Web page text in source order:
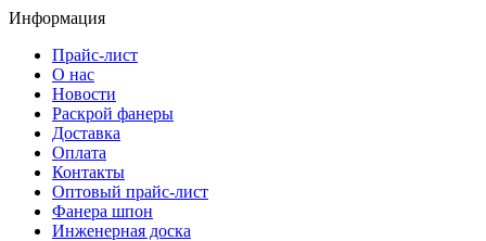
Информация
Прайс-лист
О нас
Новости
Раскрой фанеры
Доставка
Оплата
Контакты
Оптовый прайс-лист
Фанера шпон
Инженерная доска